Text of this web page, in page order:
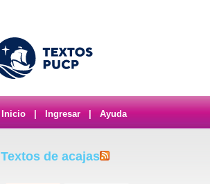
Inicio Ingresar Ayuda
Textos de acajas